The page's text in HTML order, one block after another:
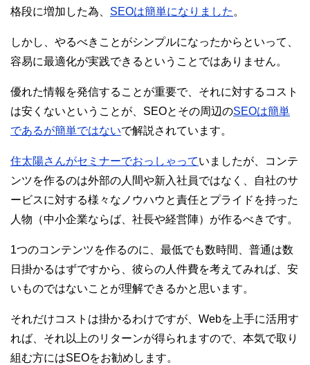
格段に増加した為、 SEOは簡単になりました 。
しかし、やるべきことがシンプルになったからといって、
容易に最適化が実践できるということではありません。
優れた情報を発信することが重要で、それに対するコスト
は安くないということが、SEOとその周辺のSEOは簡単
であるが簡単ではないで解説されています。
住太陽さんがセミナーでおっしゃっていましたが、コンテ
ンツを作るのは外部の人間や新入社員ではなく、自社のサ
ービスに対する様々なノウハウと責任とプライドを持った
人物（中小企業ならば、社長や経営陣）が作るべきです。
1つのコンテンツを作るのに、最低でも数時間、普通は数
日掛かるはずですから、彼らの人件費を考えてみれば、安
いものではないことが理解できるかと思います。
それだけコストは掛かるわけですが、Webを上手に活用す
れば、それ以上のリターンが得られますので、本気で取り
組む方にはSEOをお勧めします。